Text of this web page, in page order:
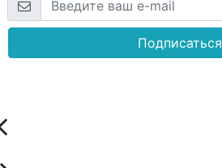
Подписаться